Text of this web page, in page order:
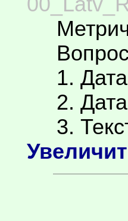
1. Дата
2. Дата
3.